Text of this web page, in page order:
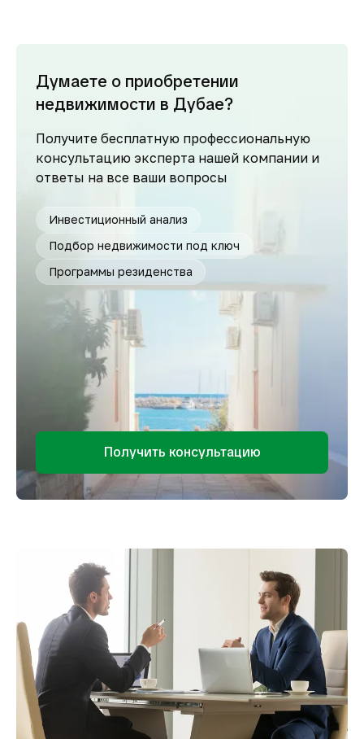
Думаете о приобретении
недвижимости в Дубае?
Получите бесплатную профессиональную
консультацию эксперта нашей компании и
ответы на все ваши вопросы
Инвестиционный анализ
Подбор недвижимости под ключ
Программы резиденства
Получить консультацию